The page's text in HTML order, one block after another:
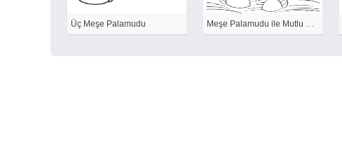
Üç Meşe Palamudu Meşe Palamudu ile Mutlu Sincap